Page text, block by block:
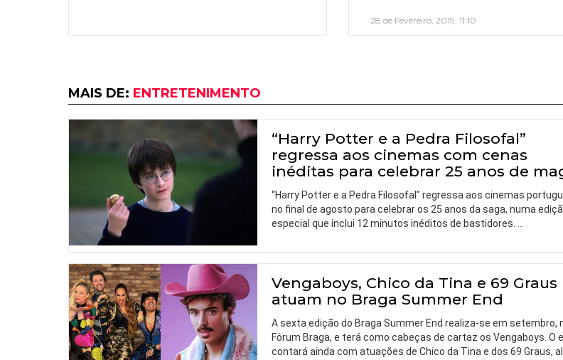
28 de Fevereiro, 2019, 11:10
MAIS DE: ENTRETENIMENTO
“Harry Potter e a Pedra Filosofal”
regressa aos cinemas com cenas
inéditas para celebrar 25 anos de
“Harry Potter e a Pedra Filosofal” regressa aos cinemas
no final de agosto para celebrar os 25 anos da saga, numa
especial que inclui 12 minutos inéditos de bastidores.
Vengaboys, Chico da Tina e 69 Graus
atuam no Braga Summer End
A sexta edição do Braga Summer End realiza-se em setembro,
Fórum Braga, e terá como cabeças de cartaz os Vengaboys. O
contará ainda com atuações de Chico da Tina e dos 69 Graus,